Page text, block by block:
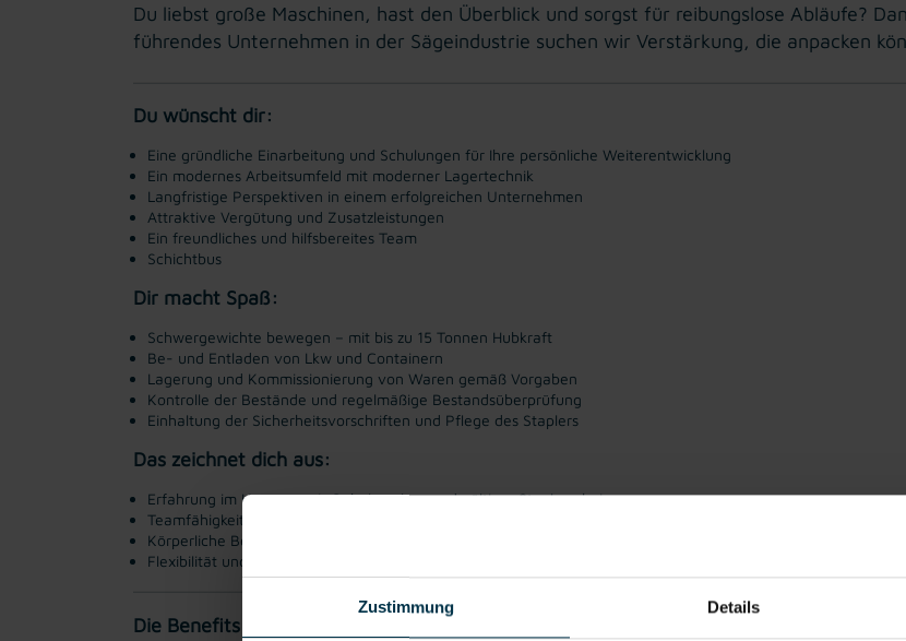
Zustimmung Details
Du liebst große Maschinen, hast den Überblick und sorgst für reibungslose Abläufe?
führendes Unternehmen in der Sägeindustrie suchen wir Verstärkung, die anpacken
Du wünscht dir:
Eine gründliche Einarbeitung und Schulungen für Ihre persönliche Weiterentwicklung
Ein modernes Arbeitsumfeld mit moderner Lagertechnik
Langfristige Perspektiven in einem erfolgreichen Unternehmen
Attraktive Vergütung und Zusatzleistungen
Ein freundliches und hilfsbereites Team
Schichtbus
Dir macht Spaß:
Schwergewichte bewegen – mit bis zu 15 Tonnen Hubkraft
Be- und Entladen von Lkw und Containern
Lagerung und Kommissionierung von Waren gemäß Vorgaben
Kontrolle der Bestände und regelmäßige Bestandsüberprüfung
Einhaltung der Sicherheitsvorschriften und Pflege des Staplers
Das zeichnet dich aus:
Erfahrung im Umgang mit Gabelstaplern und gültiger Staplerschein
Teamfähigkeit, Zuverlässigkeit und eine selbständige Arbeitsweise
Körperliche Belastbarkeit und ein gutes technisches Verständnis
Flexibilität und Verantwortungsbewusstsein
Die Benefits: